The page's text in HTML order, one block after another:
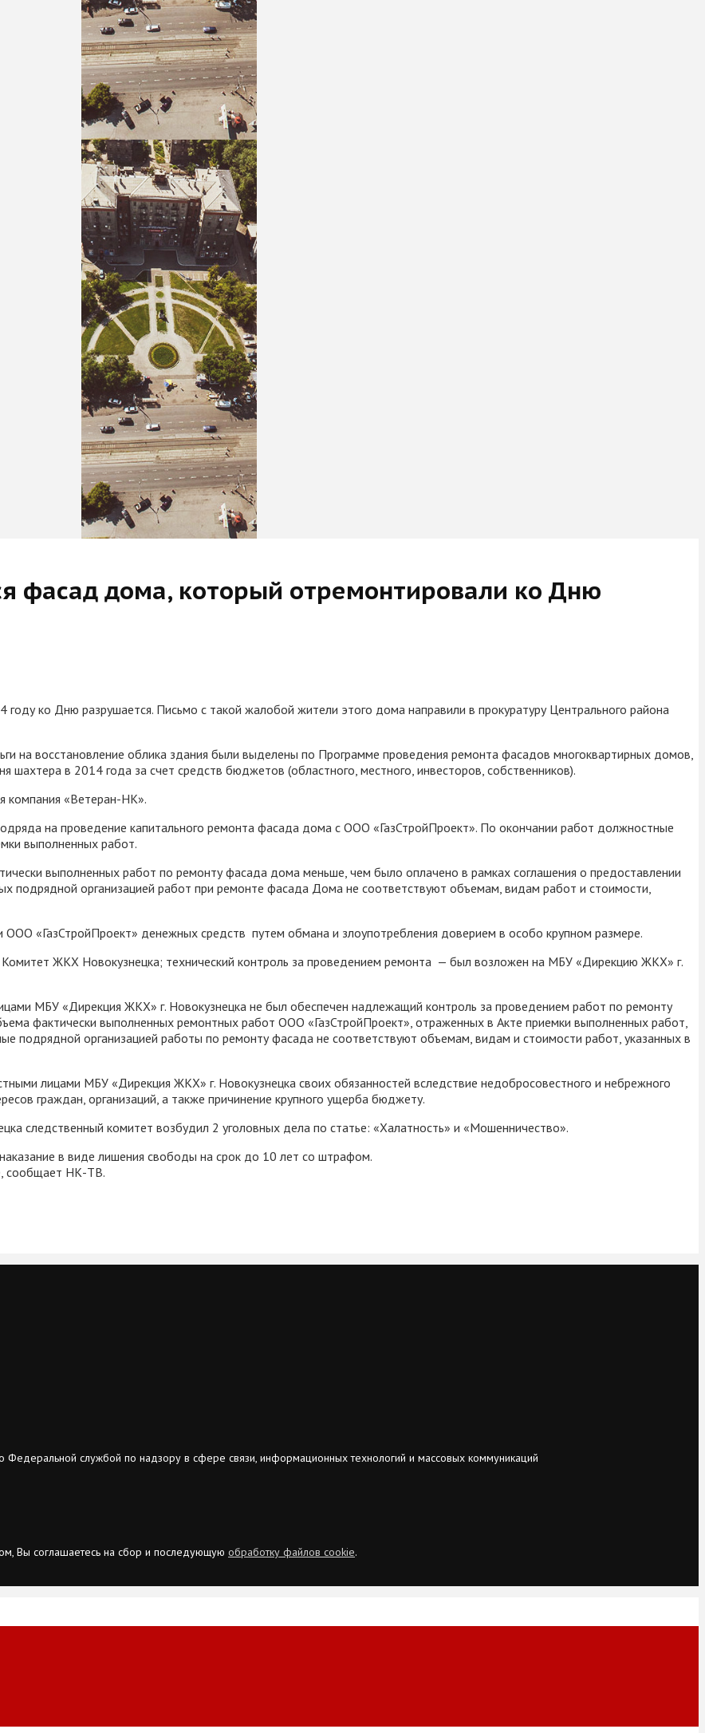
фасад дома, который отремонтировали ко Дню
ко Дню разрушается. Письмо с такой жалобой жители этого дома направили в прокуратуру Центрального района
на восстановление облика здания были выделены по Программе проведения ремонта фасадов многоквартирных домов,
в 2014 года за счет средств бюджетов (областного, местного, инвесторов, собственников).
компания «Ветеран-НК».
на проведение капитального ремонта фасада дома с ООО «ГазСтройПроект». По окончании работ должностные
выполненных работ.
выполненных работ по ремонту фасада дома меньше, чем было оплачено в рамках соглашения о предоставлении
подрядной организацией работ при ремонте фасада Дома не соответствуют объемам, видам работ и стоимости,
«ГазСтройПроект» денежных средств путем обмана и злоупотребления доверием в особо крупном размере.
ЖКХ Новокузнецка; технический контроль за проведением ремонта — был возложен на МБУ «Дирекцию ЖКХ» г.
МБУ «Дирекция ЖКХ» г. Новокузнецка не был обеспечен надлежащий контроль за проведением работ по ремонту
фактически выполненных ремонтных работ ООО «ГазСтройПроект», отраженных в Акте приемки выполненных работ,
подрядной организацией работы по ремонту фасада не соответствуют объемам, видам и стоимости работ, указанных в
лицами МБУ «Дирекция ЖКХ» г. Новокузнецка своих обязанностей вследствие недобросовестного и небрежного
граждан, организаций, а также причинение крупного ущерба бюджету.
следственный комитет возбудил 2 уголовных дела по статье: «Халатность» и «Мошенничество».
в виде лишения свободы на срок до 10 лет со штрафом.
сообщает НК-ТВ.
службой по надзору в сфере связи, информационных технологий и массовых коммуникаций
Вы соглашаетесь на сбор и последующую обработку файлов cookie.